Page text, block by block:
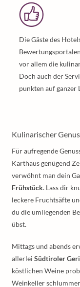
Die Gäste des
vor allem die
Doch auch der
punkten auf ganzer
Kulinarischer
Für aufregende
Karthaus genügend
verwöhnt man dein
Frühstück. Lass dir
leckere Fruchtsäfte
du die umliegenden
übst.
Mittags und abends
allerlei Südtiroler
köstlichen Weine
Weinkeller